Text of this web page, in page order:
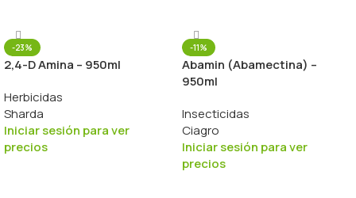
-23%
2,4-D Amina – 950ml
Herbicidas
Sharda
Iniciar sesión para ver
precios
-11%
Abamin (Abamectina) –
950ml
Insecticidas
Ciagro
Iniciar sesión para ver
precios